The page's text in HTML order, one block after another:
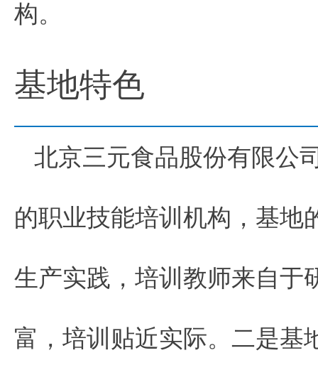
构。
基地特色
北京三元食品股份有限公
的职业技能培训机构，基地
生产实践，培训教师来自于
富，培训贴近实际。二是基